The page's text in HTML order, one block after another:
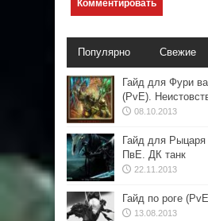
Популярно Свежие
Гайд для Фури
(PvE).
08.10.2013
Гайд для
ПвЕ. ДК танк
22.11.2013
Гайд по роге
13.08.2013